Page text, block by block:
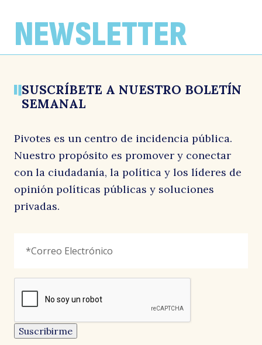
22 julio, 2026
21 julio, 2026
Por: Bernardo Larraín y José Antonio Valenzuela
17 julio, 2026
NEWSLETTER
SUSCRÍBETE A NUESTRO BOLETÍN
SEMANAL
señala
campo
un
campo
de
Electrónico *
reCAPTCHA
Suscribirme
Pivotes es un centro de incidencia pública.
Nuestro propósito es promover y conectar
con la ciudadanía, la política y los líderes de
opinión políticas públicas y soluciones
privadas.